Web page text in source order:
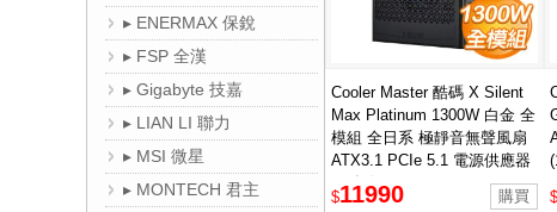
Cooler Master 酷碼 X Silent
Max Platinum 1300W 白金 全
模組 全日系 極靜音無聲風扇
ATX3.1 PCIe 5.1 電源供應器
(15年保)
$11990 $
▸ ENERMAX 保銳
▸ FSP 全漢
▸ Gigabyte 技嘉
▸ LIAN LI 聯力
▸ MSI 微星
▸ MONTECH 君主